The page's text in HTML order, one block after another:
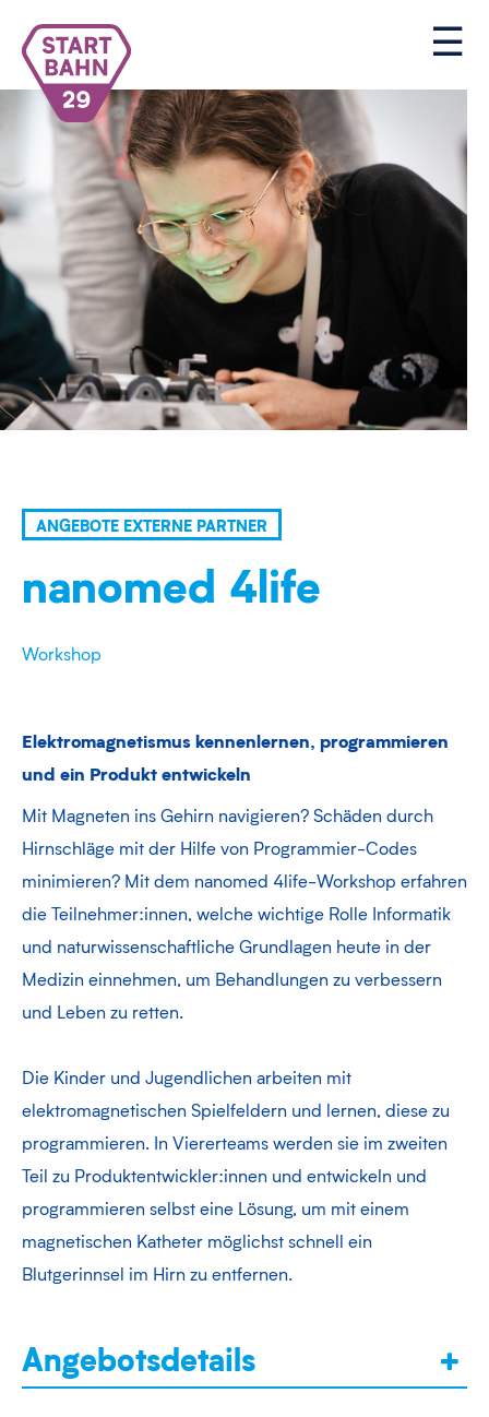
ANGEBOTE EXTERNE PARTNER
nanomed 4life
Workshop
Elektromagnetismus kennenlernen, programmieren
und ein Produkt entwickeln
Mit Magneten ins Gehirn navigieren? Schäden durch
Hirnschläge mit der Hilfe von Programmier-Codes
minimieren? Mit dem nanomed 4life-Workshop erfahren
die Teilnehmer:innen, welche wichtige Rolle Informatik
und naturwissenschaftliche Grundlagen heute in der
Medizin einnehmen, um Behandlungen zu verbessern
und Leben zu retten.
Die Kinder und Jugendlichen arbeiten mit
elektromagnetischen Spielfeldern und lernen, diese zu
programmieren. In Viererteams werden sie im zweiten
Teil zu Produktentwickler:innen und entwickeln und
programmieren selbst eine Lösung, um mit einem
magnetischen Katheter möglichst schnell ein
Blutgerinnsel im Hirn zu entfernen.
Angebotsdetails